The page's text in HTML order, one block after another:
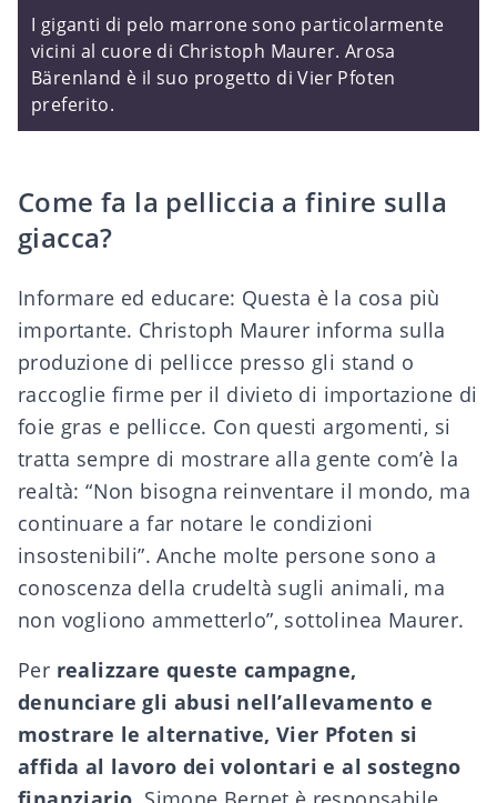
I giganti di pelo marrone sono particolarmente
vicini al cuore di Christoph Maurer. Arosa
Bärenland è il suo progetto di Vier Pfoten
preferito.
Come fa la pelliccia a finire sulla
giacca?
Informare ed educare: Questa è la cosa più
importante. Christoph Maurer informa sulla
produzione di pellicce presso gli stand o
raccoglie firme per il divieto di importazione di
foie gras e pellicce. Con questi argomenti, si
tratta sempre di mostrare alla gente com’è la
realtà: “Non bisogna reinventare il mondo, ma
continuare a far notare le condizioni
insostenibili”. Anche molte persone sono a
conoscenza della crudeltà sugli animali, ma
non vogliono ammetterlo”, sottolinea Maurer.
Per realizzare queste campagne,
denunciare gli abusi nell’allevamento e
mostrare le alternative, Vier Pfoten si
affida al lavoro dei volontari e al sostegno